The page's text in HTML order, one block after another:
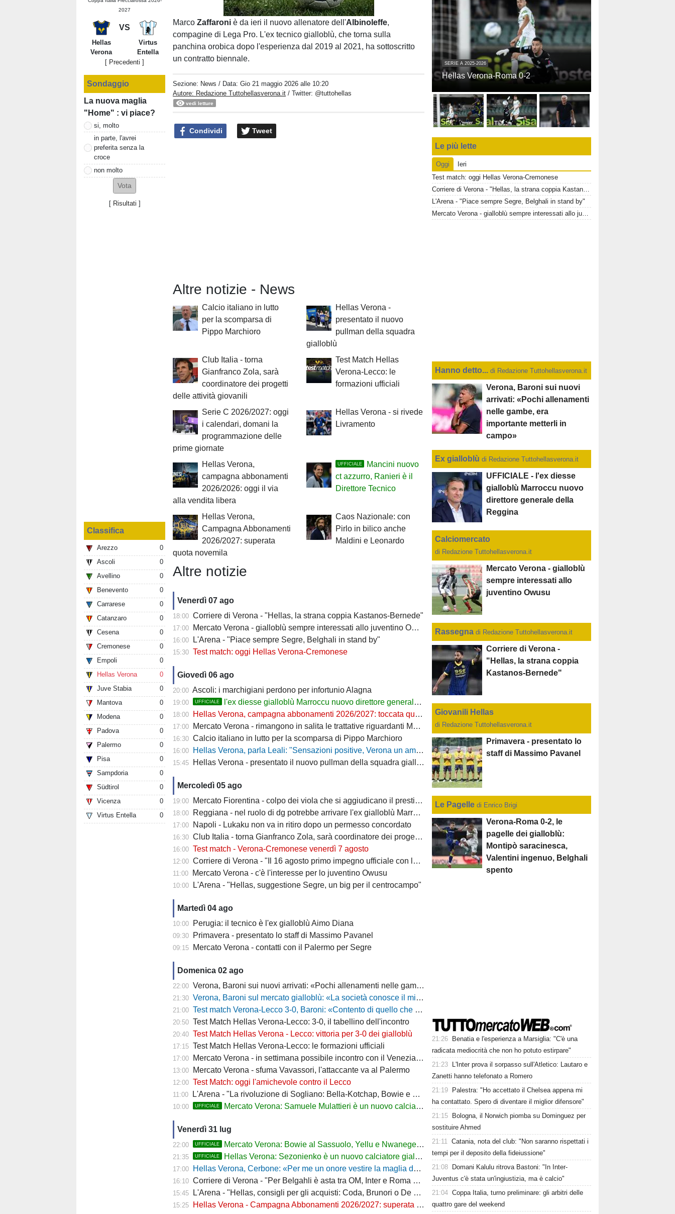
2027
VS
Hellas
Verona
Virtus
Entella
[ Precedenti ]
Sondaggio
La nuova maglia
"Home" : vi piace?
si, molto
in parte, l'avrei
preferita senza la
croce
non molto
[ Risultati ]
Classifica
Arezzo
0
Ascoli
0
Avellino
0
Benevento
0
Carrarese
0
Catanzaro
0
Cesena
0
Cremonese
0
Empoli
0
Hellas Verona
0
Juve Stabia
0
Mantova
0
Modena
0
Padova
0
Palermo
0
Pisa
0
Sampdoria
0
Südtirol
0
Vicenza
0
Virtus Entella
0
Unmute
Loaded:
100.00%
MarcoZaffaroniè da ieri il nuovo allenatore dell'Albinoleffe,
compagine di Lega Pro. L'ex tecnico gialloblù, che torna sulla
panchina orobica dopo l'esperienza dal 2019 al 2021, ha sottoscritto
un contratto biennale.
Sezione: News / Data:Gio 21 maggio 2026 alle 10:20
Autore: Redazione Tuttohellasverona.it / Twitter: @tuttohellas
vedi letture
Condividi Tweet
Altre notizie - News
Calcio italiano in lutto
per la scomparsa di
Pippo Marchioro
Hellas Verona -
presentato il nuovo
pullman della squadra
gialloblù
Club Italia - torna
Gianfranco Zola, sarà
coordinatore dei progetti
delle attività giovanili
Test Match Hellas
Verona-Lecco: le
formazioni ufficiali
Serie C 2026/2027: oggi
i calendari, domani la
programmazione delle
prime giornate
Hellas Verona - si rivede
Livramento
Hellas Verona,
campagna abbonamenti
2026/2026: oggi il via
alla vendita libera
UFFICIALE
Mancini nuovo
ct azzurro, Ranieri è il
Direttore Tecnico
Hellas Verona,
Campagna Abbonamenti
2026/2027: superata
quota novemila
Caos Nazionale: con
Pirlo in bilico anche
Maldini e Leonardo
Altre notizie
Venerdì 07 ago
18:00 Corriere di Verona - "Hellas, la strana coppia Kastanos-Bernede"
17:00 Mercato Verona - gialloblù sempre interessati allo juventino Owusu
16:00 L'Arena - "Piace sempre Segre, Belghali in stand by"
15:30 Test match: oggi Hellas Verona-Cremonese
Giovedì 06 ago
20:00 Ascoli: i marchigiani perdono per infortunio Alagna
19:00 UFFICIALE l'ex diesse gialloblù Marroccu nuovo direttore generale della Reggina
18:00 Hellas Verona, campagna abbonamenti 2026/2027: toccata quota 11mila
17:00 Mercato Verona - rimangono in salita le trattative riguardanti Montipò e Segre
16:30 Calcio italiano in lutto per la scomparsa di Pippo Marchioro
16:00 Hellas Verona, parla Leali: "Sensazioni positive, Verona un ambiente dove si può lavorare bene"
15:45 Hellas Verona - presentato il nuovo pullman della squadra gialloblù
Mercoledì 05 ago
19:00 Mercato Fiorentina - colpo dei viola che si aggiudicano il prestito dal Real di Mastantuono
18:00 Reggiana - nel ruolo di dg potrebbe arrivare l'ex gialloblù Marroccu
17:00 Napoli - Lukaku non va in ritiro dopo un permesso concordato
16:30 Club Italia - torna Gianfranco Zola, sarà coordinatore dei progetti delle attività giovanili
16:00 Test match - Verona-Cremonese venerdì 7 agosto
12:00 Corriere di Verona - "Il 16 agosto primo impegno ufficiale con la Coppa Italia"
11:00 Mercato Verona - c'è l'interesse per lo juventino Owusu
10:00 L'Arena - "Hellas, suggestione Segre, un big per il centrocampo"
Martedì 04 ago
10:00 Perugia: il tecnico è l'ex gialloblù Aimo Diana
09:30 Primavera - presentato lo staff di Massimo Pavanel
09:15 Mercato Verona - contatti con il Palermo per Segre
Domenica 02 ago
22:00 Verona, Baroni sui nuovi arrivati: «Pochi allenamenti nelle gambe, era importante metterli in campo»
21:30 Verona, Baroni sul mercato gialloblù: «La società conosce il mio progetto, la mia garanzia è Sogliano»
21:00 Test match Verona-Lecco 3-0, Baroni: «Contento di quello che ho visto, la strada è questa e non torneremo indietro»
20:50 Test Match Hellas Verona-Lecco: 3-0, il tabellino dell'incontro
20:40 Test Match Hellas Verona - Lecco: vittoria per 3-0 dei gialloblù
17:15 Test Match Hellas Verona-Lecco: le formazioni ufficiali
17:00 Mercato Verona - in settimana possibile incontro con il Venezia per Montipò
13:00 Mercato Verona - sfuma Vavassori, l'attaccante va al Palermo
12:00 Test Match: oggi l'amichevole contro il Lecco
11:00 L'Arena - "La rivoluzione di Sogliano: Bella-Kotchap, Bowie e ora Belghali"
10:00 UFFICIALE Mercato Verona: Samuele Mulattieri è un nuovo calciatore gialloblù
Venerdì 31 lug
22:00 UFFICIALE Mercato Verona: Bowie al Sassuolo, Yellu e Nwanege in prestito
21:35 UFFICIALE Hellas Verona: Sezonienko è un nuovo calciatore gialloblù
17:00 Hellas Verona, Cerbone: «Per me un onore vestire la maglia dell'Hellas»
16:10 Corriere di Verona - "Per Belgahli è asta tra OM, Inter e Roma con base fissata a 15mln"
15:45 L'Arena - "Hellas, consigli per gli acquisti: Coda, Brunori o De Luca?"
15:25 Hellas Verona - Campagna Abbonamenti 2026/2027: superata quota 10mila tessere
SERIE A 2025-2026
Hellas Verona-Roma 0-2
Le più lette
Oggi
Ieri
Test match: oggi Hellas Verona-Cremonese
Corriere di Verona - "Hellas, la strana coppia Kastanos-Bernede"
L'Arena - "Piace sempre Segre, Belghali in stand by"
Mercato Verona - gialloblù sempre interessati allo juventino Owusu
Hanno detto... di Redazione Tuttohellasverona.it
Verona, Baroni sui nuovi
arrivati: «Pochi allenamenti
nelle gambe, era
importante metterli in
campo»
Ex gialloblùdi Redazione Tuttohellasverona.it
UFFICIALE - l'ex diesse
gialloblù Marroccu nuovo
direttore generale della
Reggina
Calciomercato
di Redazione Tuttohellasverona.it
Mercato Verona - gialloblù
sempre interessati allo
juventino Owusu
Rassegna di Redazione Tuttohellasverona.it
Corriere di Verona -
"Hellas, la strana coppia
Kastanos-Bernede"
Giovanili Hellas
di Redazione Tuttohellasverona.it
Primavera - presentato lo
staff di Massimo Pavanel
Le Pagelle di Enrico Brigi
Verona-Roma 0-2, le
pagelle dei gialloblù:
Montipò saracinesca,
Valentini ingenuo, Belghali
spento
21:26
Benatia e l'esperienza a Marsiglia: "C'è una
radicata mediocrità che non ho potuto estirpare"
21:23
L'Inter prova il sorpasso sull'Atletico: Lautaro e
Zanetti hanno telefonato a Romero
21:19
Palestra: "Ho accettato il Chelsea appena mi
ha contattato. Spero di diventare il miglior difensore"
21:15
Bologna, il Norwich piomba su Dominguez per
sostituire Ahmed
21:11 Catania, nota del club: "Non saranno rispettati i
tempi per il deposito della fideiussione"
21:08
Domani Kalulu ritrova Bastoni: "In Inter-
Juventus c'è stata un'ingiustizia, ma è calcio"
21:04 Coppa Italia, turno preliminare: gli arbitri delle
quattro gare del weekend